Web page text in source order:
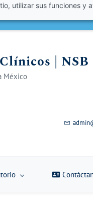
utilizar sus funciones y
|
México
el código VERANO